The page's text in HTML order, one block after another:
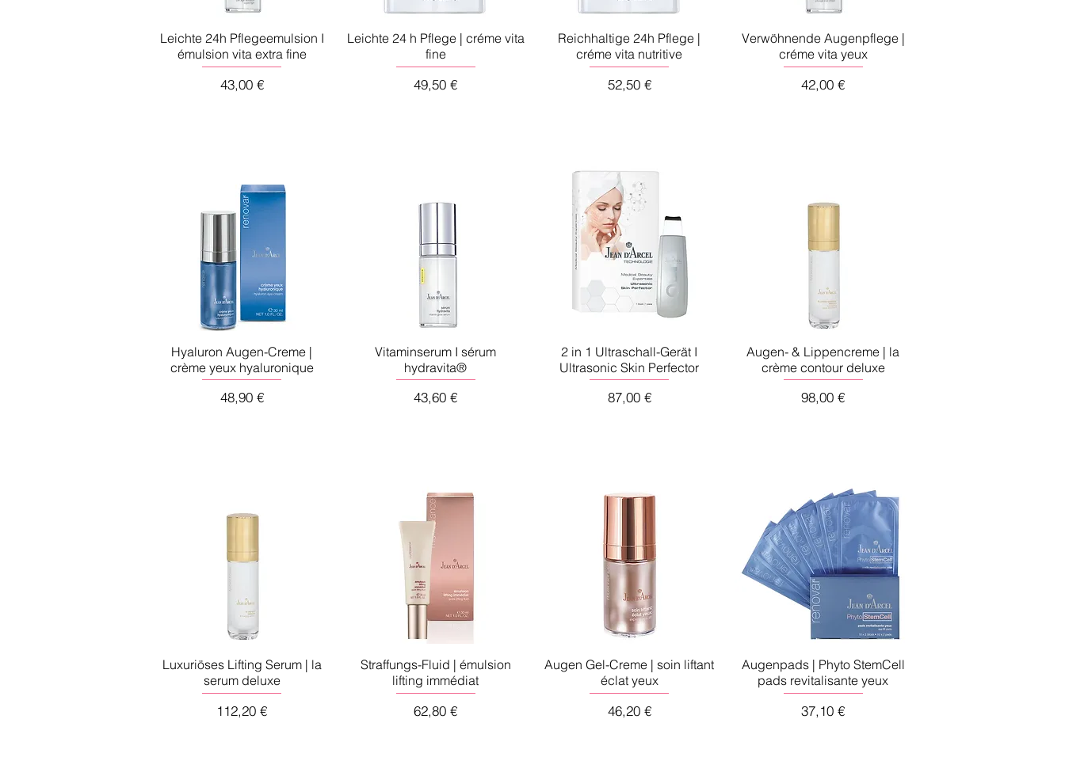
Leichte 24h Pflegeemulsion I
émulsion vita extra fine
Preis
43,00 €
Leichte 24 h Pflege | créme vita
fine
Preis
49,50 €
Reichhaltige 24h Pflege |
créme vita nutritive
Preis
52,50 €
Verwöhnende Augenpflege |
créme vita yeux
Preis
42,00 €
Hyaluron Augen-Creme |
crème yeux hyaluronique
Preis
48,90 €
Vitaminserum I sérum
hydravita®
Preis
43,60 €
2 in 1 Ultraschall-Gerät I
Ultrasonic Skin Perfector
Preis
87,00 €
Augen- & Lippencreme | la
crème contour deluxe
Preis
98,00 €
Luxuriöses Lifting Serum | la
serum deluxe
Preis
112,20 €
Straffungs-Fluid | émulsion
lifting immédiat
Preis
62,80 €
Augen Gel-Creme | soin liftant
éclat yeux
Preis
46,20 €
Augenpads | Phyto StemCell
pads revitalisante yeux
Preis
37,10 €